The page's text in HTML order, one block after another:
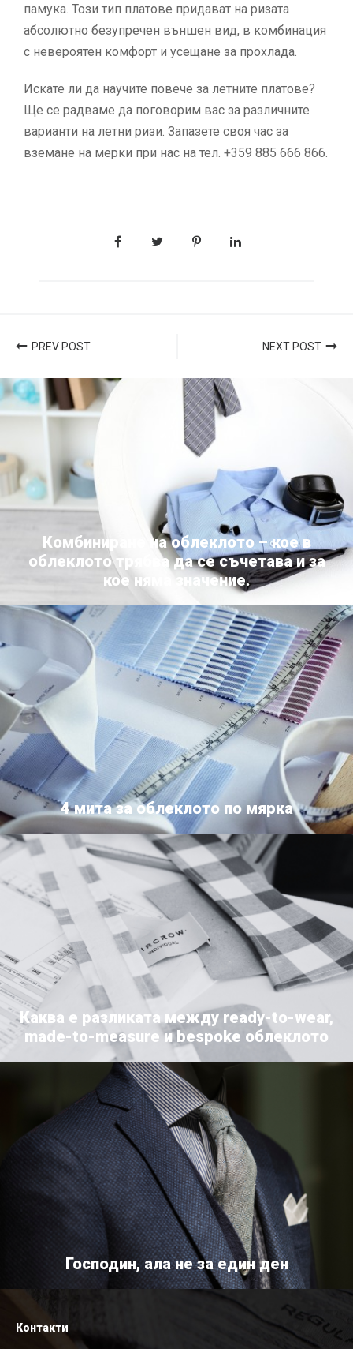
памука. Този тип платове придават на ризата
абсолютно безупречен външен вид, в комбинация
с невероятен комфорт и усещане за прохлада.
Искате ли да научите повече за летните платове?
Ще се радваме да поговорим вас за различните
варианти на летни ризи. Запазете своя час за
вземане на мерки при нас на тел. +359 885 666 866.
PREV POST NEXT POST
Комбиниране на облеклото – кое в
облеклото трябва да се съчетава и за
кое няма значение.
4 мита за облеклото по мярка
Каква е разликата между ready-to-wear,
made-to-measure и bespoke облеклото
Господин, ала не за един ден
Контакти